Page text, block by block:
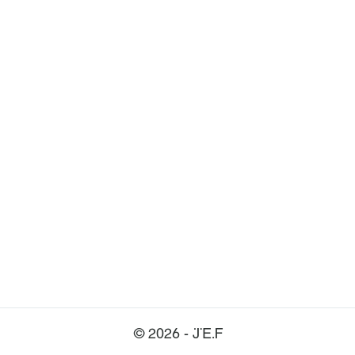
© 2026 - JEF